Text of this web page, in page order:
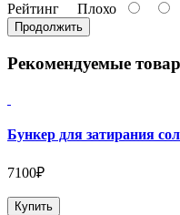
Рейтинг Плохо
Продолжить
Рекомендуемые
Бункер для затирания
7100₽
Купить